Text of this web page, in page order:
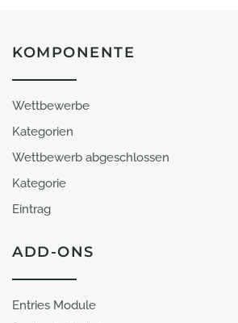
KOMPONENTE
Wettbewerbe
Kategorien
Wettbewerb abgeschlossen
Kategorie
Eintrag
ADD-ONS
Entries Module